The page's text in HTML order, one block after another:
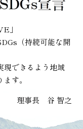
」
（持続可能な開
現できるよう地域
す。
理事長 谷 智之